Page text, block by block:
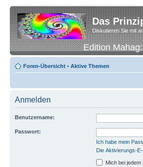
Das
Diskutieren Sie mit
Edition
Foren-Übersicht • Aktive Themen
Anmelden
Benutzername:
Passwort:
Ich habe mein
Die Aktivierungs-
Mich bei